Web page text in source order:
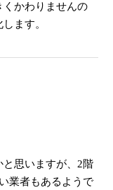
かわりませんの
ます。
思いますが、2階
業者もあるようで